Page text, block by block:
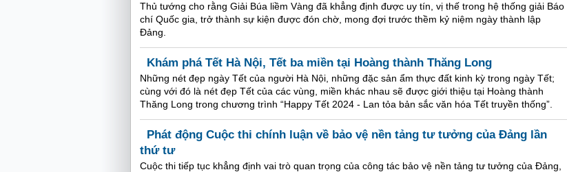
Thủ tướng cho rằng Giải Búa liềm Vàng đã khẳng định được uy tín, vị thế trong hệ thống giải Báo
chí Quốc gia, trở thành sự kiện được đón chờ, mong đợi trước thềm kỷ niệm ngày thành lập
Đảng.
Khám phá Tết Hà Nội, Tết ba miền tại Hoàng thành Thăng Long
Những nét đẹp ngày Tết của người Hà Nội, những đặc sản ẩm thực đất kinh kỳ trong ngày Tết;
cùng với đó là nét đẹp Tết của các vùng, miền khác nhau sẽ được giới thiệu tại Hoàng thành
Thăng Long trong chương trình “Happy Tết 2024 - Lan tỏa bản sắc văn hóa Tết truyền thống”.
Phát động Cuộc thi chính luận về bảo vệ nền tảng tư tưởng của Đảng lần
thứ tư
Cuộc thi tiếp tục khẳng định vai trò quan trọng của công tác bảo vệ nền tảng tư tưởng của Đảng,